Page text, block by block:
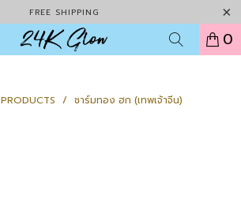
FREE SHIPPING
0
PRODUCTS / ชาร์มทอง ฮก (เทพเจ้าจีน)